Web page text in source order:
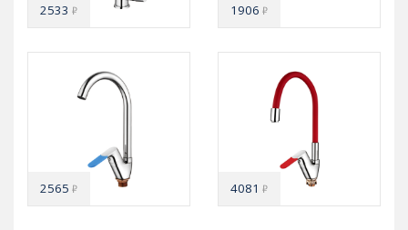
2533₽ 1906₽
2565₽ 4081₽